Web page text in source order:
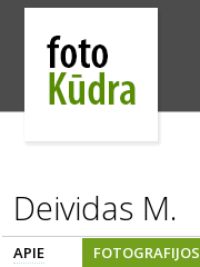
Deividas M.
APIE FOTOGRAFIJOS